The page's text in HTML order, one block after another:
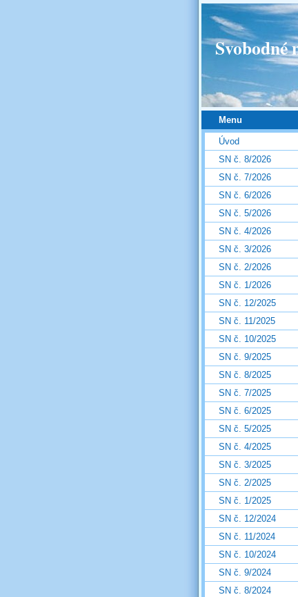
Svobodné
Menu
Úvod
SN č. 8/2026
SN č. 7/2026
SN č. 6/2026
SN č. 5/2026
SN č. 4/2026
SN č. 3/2026
SN č. 2/2026
SN č. 1/2026
SN č. 12/2025
SN č. 11/2025
SN č. 10/2025
SN č. 9/2025
SN č. 8/2025
SN č. 7/2025
SN č. 6/2025
SN č. 5/2025
SN č. 4/2025
SN č. 3/2025
SN č. 2/2025
SN č. 1/2025
SN č. 12/2024
SN č. 11/2024
SN č. 10/2024
SN č. 9/2024
SN č. 8/2024